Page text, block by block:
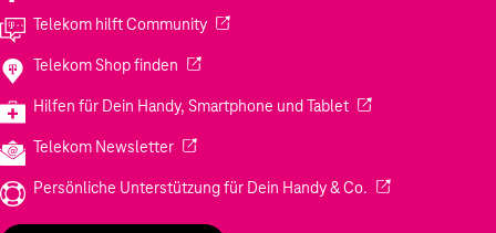
Telekom hilft Community(Wird in einem neuen Tab geöffnet)
Telekom Shop finden (Wird in einem neuen Tab geöffnet)
Hilfen für Dein Handy, Smartphone und Tablet(Wird in einem
Telekom Newsletter(Wird in einem neuen Tab geöffnet)
Persönliche Unterstützung für Dein Handy & Co. (Wird in einem